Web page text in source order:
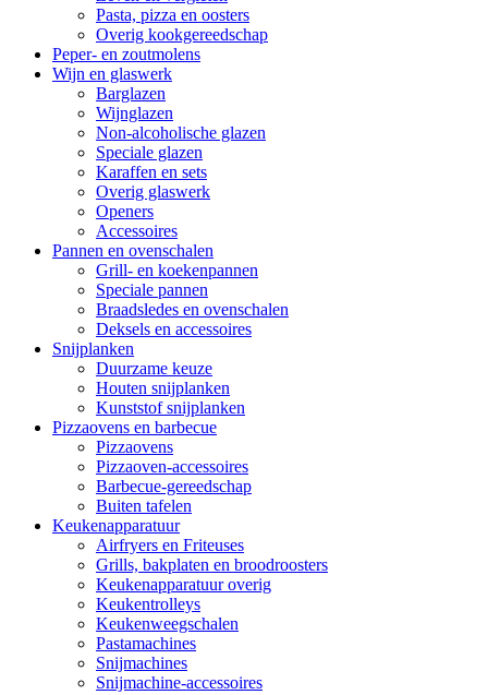
Pasta, pizza en oosters
Overig kookgereedschap
Peper- en zoutmolens
Wijn en glaswerk
Barglazen
Wijnglazen
Non-alcoholische glazen
Speciale glazen
Karaffen en sets
Overig glaswerk
Openers
Accessoires
Pannen en ovenschalen
Grill- en koekenpannen
Speciale pannen
Braadsledes en ovenschalen
Deksels en accessoires
Snijplanken
Duurzame keuze
Houten snijplanken
Kunststof snijplanken
Pizzaovens en barbecue
Pizzaovens
Pizzaoven-accessoires
Barbecue-gereedschap
Buiten tafelen
Keukenapparatuur
Airfryers en Friteuses
Grills, bakplaten en broodroosters
Keukenapparatuur overig
Keukentrolleys
Keukenweegschalen
Pastamachines
Snijmachines
Snijmachine-accessoires